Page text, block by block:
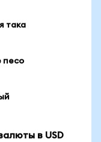
така
песо
в USD